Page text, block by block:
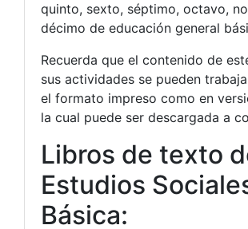
quinto, sexto, séptimo, octavo,
décimo de educación general
Recuerda que el contenido de
sus actividades se pueden
el formato impreso como en
la cual puede ser descargada a
Libros de texto
Estudios
Básica: